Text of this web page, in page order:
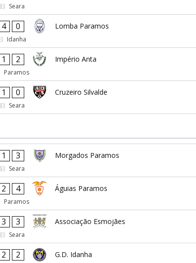
Seara
4 0 Lomba Paramos
Idanha
1 2 Império Anta
Paramos
1 0 Cruzeiro Silvalde
Seara
1 3 Morgados Paramos
Seara
2 4 Águias Paramos
Paramos
3 3 Associação Esmojães
Seara
2 2 G.D. Idanha